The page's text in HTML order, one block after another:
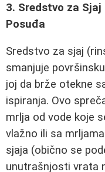
3. Sredstvo za
Posuđa
Sredstvo za sjaj
smanjuje
joj da brže otekne
ispiranja. Ovo
mrlja od vode koje
vlažno ili sa
sjaja (obično se
unutrašnjosti vrata